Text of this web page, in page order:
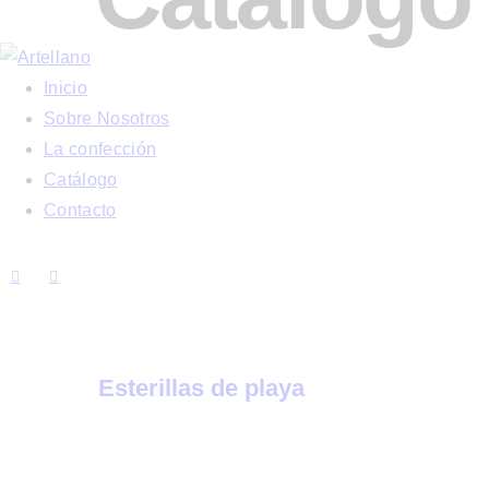
Inicio
Sobre Nosotros
La confección
Catálogo
Contacto
Esterillas de playa